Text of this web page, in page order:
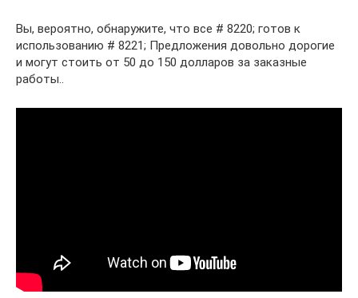
Вы, вероятно, обнаружите, что все # 8220; готов к
использованию # 8221; Предложения довольно дорогие
и могут стоить от 50 до 150 долларов за заказные
работы..